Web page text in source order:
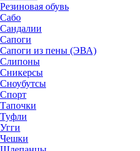
Резиновая обувь
Сабо
Сандалии
Сапоги
Сапоги из пены (ЭВА)
Слипоны
Сникерсы
Сноубутсы
Спорт
Тапочки
Туфли
Угги
Чешки